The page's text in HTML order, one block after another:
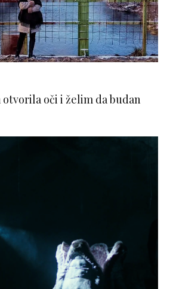
otvorila oči i želim da budan